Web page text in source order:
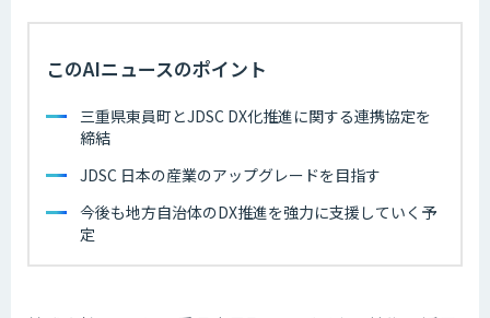
このAIニュースのポイント
三重県東員町とJDSC DX化推進に関する連携協定を
締結
JDSC 日本の産業のアップグレードを目指す
今後も地方自治体のDX推進を強力に支援していく予
定